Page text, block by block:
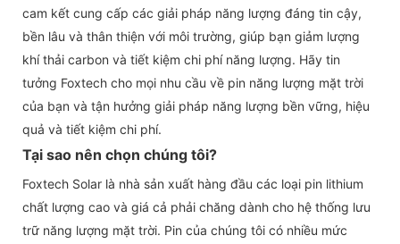
cam kết cung cấp các giải pháp năng lượng đáng tin cậy,
bền lâu và thân thiện với môi trường, giúp bạn giảm lượng
khí thải carbon và tiết kiệm chi phí năng lượng. Hãy tin
tưởng Foxtech cho mọi nhu cầu về pin năng lượng mặt trời
của bạn và tận hưởng giải pháp năng lượng bền vững, hiệu
quả và tiết kiệm chi phí.
Tại sao nên chọn chúng tôi?
Foxtech Solar là nhà sản xuất hàng đầu các loại pin lithium
chất lượng cao và giá cả phải chăng dành cho hệ thống lưu
trữ năng lượng mặt trời. Pin của chúng tôi có nhiều mức